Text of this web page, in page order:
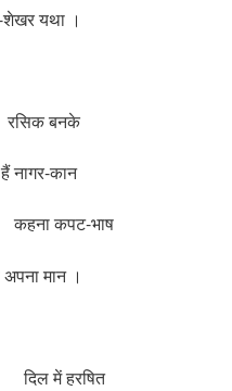
यथा ।
बनके
कान
कपट-भाष
मान ।
में हरषित